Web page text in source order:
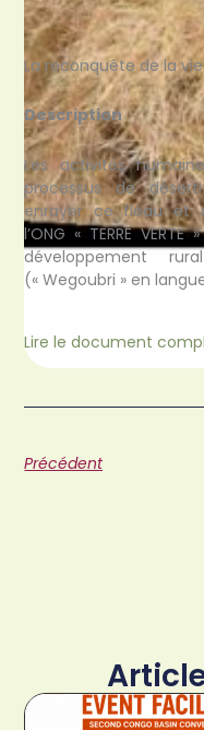
La reconquête de la
Description
Les activités
processus de
enrayer ce fléau et
l’ONG « TERRE
développement
(« Wegoubri » en
Lire le document
Précédent